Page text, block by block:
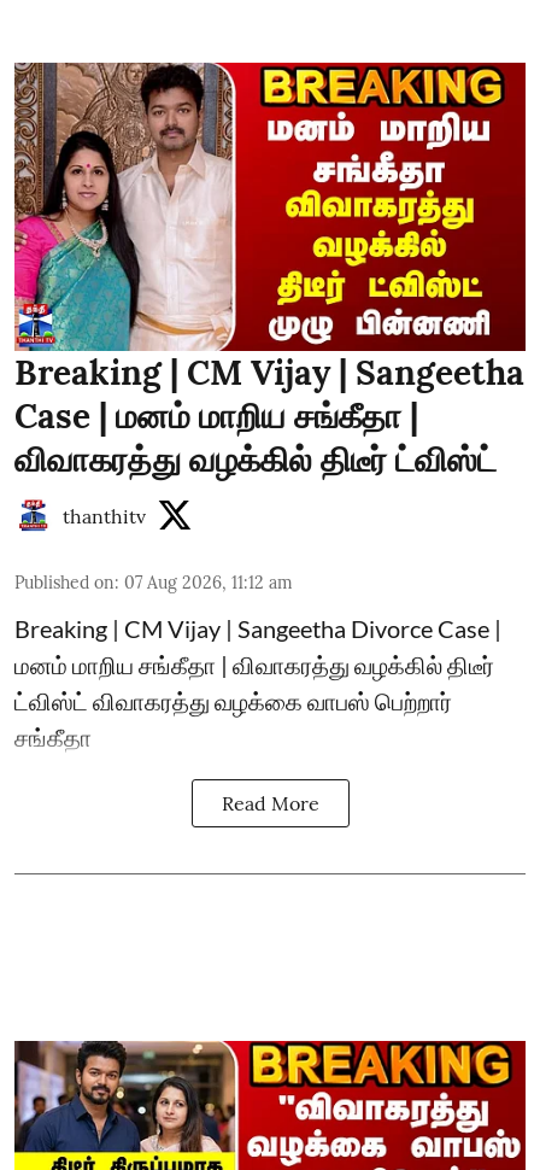
Breaking | CM Vijay | Sangeetha
Case | மனம் மாறிய சங்கீதா |
விவாகரத்து வழக்கில் திடீர் ட்விஸ்ட்
thanthitv
Published on: 07 Aug 2026, 11:12 am
Breaking | CM Vijay | Sangeetha Divorce Case |
மனம் மாறிய சங்கீதா | விவாகரத்து வழக்கில் திடீர்
ட்விஸ்ட் விவாகரத்து வழக்கை வாபஸ் பெற்றார்
சங்கீதா
Read More